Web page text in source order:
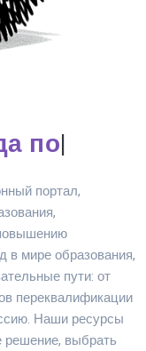
порт
портал,
мире образования,
пути: от
переквалификации
Наши ресурсы
решение, выбрать